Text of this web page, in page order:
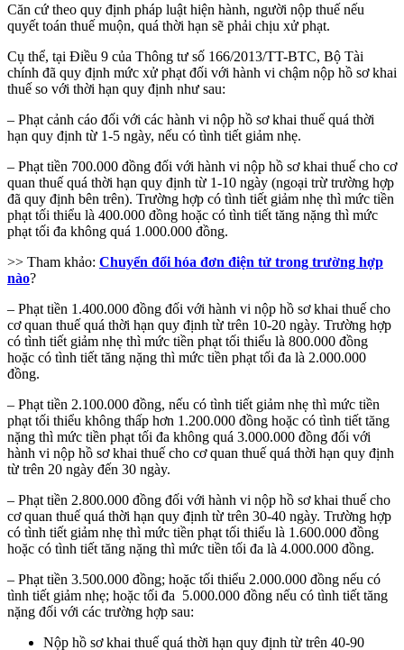
Căn cứ theo quy định pháp luật hiện hành, người nộp thuế nếu
quyết toán thuế muộn, quá thời hạn sẽ phải chịu xử phạt.
Cụ thể, tại Điều 9 của Thông tư số 166/2013/TT-BTC, Bộ Tài
chính đã quy định mức xử phạt đối với hành vi chậm nộp hồ sơ khai
thuế so với thời hạn quy định như sau:
– Phạt cảnh cáo đối với các hành vi nộp hồ sơ khai thuế quá thời
hạn quy định từ 1-5 ngày, nếu có tình tiết giảm nhẹ.
– Phạt tiền 700.000 đồng đối với hành vi nộp hồ sơ khai thuế cho cơ
quan thuế quá thời hạn quy định từ 1-10 ngày (ngoại trừ trường hợp
đã quy định bên trên). Trường hợp có tình tiết giảm nhẹ thì mức tiền
phạt tối thiểu là 400.000 đồng hoặc có tình tiết tăng nặng thì mức
phạt tối đa không quá 1.000.000 đồng.
>> Tham khảo: Chuyển đổi hóa đơn điện tử trong trường hợp
nào?
– Phạt tiền 1.400.000 đồng đối với hành vi nộp hồ sơ khai thuế cho
cơ quan thuế quá thời hạn quy định từ trên 10-20 ngày. Trường hợp
có tình tiết giảm nhẹ thì mức tiền phạt tối thiểu là 800.000 đồng
hoặc có tình tiết tăng nặng thì mức tiền phạt tối đa là 2.000.000
đồng.
– Phạt tiền 2.100.000 đồng, nếu có tình tiết giảm nhẹ thì mức tiền
phạt tối thiểu không thấp hơn 1.200.000 đồng hoặc có tình tiết tăng
nặng thì mức tiền phạt tối đa không quá 3.000.000 đồng đối với
hành vi nộp hồ sơ khai thuế cho cơ quan thuế quá thời hạn quy định
từ trên 20 ngày đến 30 ngày.
– Phạt tiền 2.800.000 đồng đối với hành vi nộp hồ sơ khai thuế cho
cơ quan thuế quá thời hạn quy định từ trên 30-40 ngày. Trường hợp
có tình tiết giảm nhẹ thì mức tiền phạt tối thiểu là 1.600.000 đồng
hoặc có tình tiết tăng nặng thì mức tiền tối đa là 4.000.000 đồng.
– Phạt tiền 3.500.000 đồng; hoặc tối thiểu 2.000.000 đồng nếu có
tình tiết giảm nhẹ; hoặc tối đa 5.000.000 đồng nếu có tình tiết tăng
nặng đối với các trường hợp sau:
Nộp hồ sơ khai thuế quá thời hạn quy định từ trên 40-90